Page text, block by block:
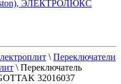
ЭЛЕКТРОЛЮКС
\ Переключатели
\ Переключатель
32016037